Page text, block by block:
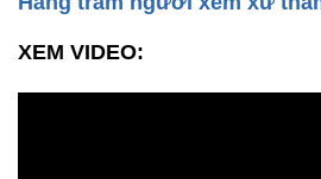
XEM VIDEO: